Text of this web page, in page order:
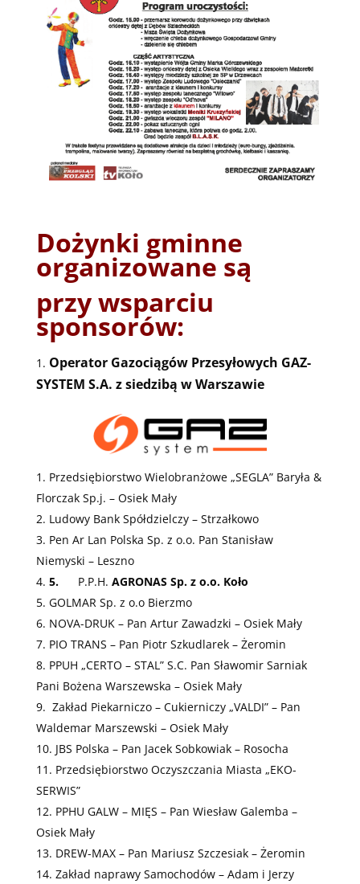
Dożynki gminne
organizowane są
przy wsparciu
sponsorów:
Operator Gazociągów Przesyłowych GAZ-
SYSTEM S.A. z siedzibą w Warszawie
Przedsiębiorstwo Wielobranżowe „SEGLA” Baryła &
Florczak Sp.j. – Osiek Mały
Ludowy Bank Spółdzielczy – Strzałkowo
Pen Ar Lan Polska Sp. z o.o. Pan Stanisław
Niemyski – Leszno
5. P.P.H. AGRONAS Sp. z o.o. Koło
GOLMAR Sp. z o.o Bierzmo
NOVA-DRUK – Pan Artur Zawadzki – Osiek Mały
PIO TRANS – Pan Piotr Szkudlarek – Żeromin
PPUH „CERTO – STAL” S.C. Pan Sławomir Sarniak
Pani Bożena Warszewska – Osiek Mały
Zakład Piekarniczo – Cukierniczy „VALDI” – Pan
Waldemar Marszewski – Osiek Mały
JBS Polska – Pan Jacek Sobkowiak – Rosocha
Przedsiębiorstwo Oczyszczania Miasta „EKO-
SERWIS”
PPHU GALW – MIĘS – Pan Wiesław Galemba –
Osiek Mały
DREW-MAX – Pan Mariusz Szczesiak – Żeromin
Zakład naprawy Samochodów – Adam i Jerzy